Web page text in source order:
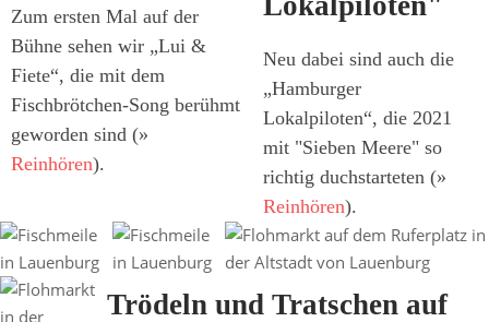
Zum ersten Mal auf der
Bühne sehen wir „Lui &
Fiete“, die mit dem
Fischbrötchen-Song berühmt
geworden sind (»
Reinhören).
Neu dabei sind auch die
„Hamburger
Lokalpiloten“, die 2021
mit "Sieben Meere" so
richtig duchstarteten (»
Reinhören).
Trödeln und Tratschen auf